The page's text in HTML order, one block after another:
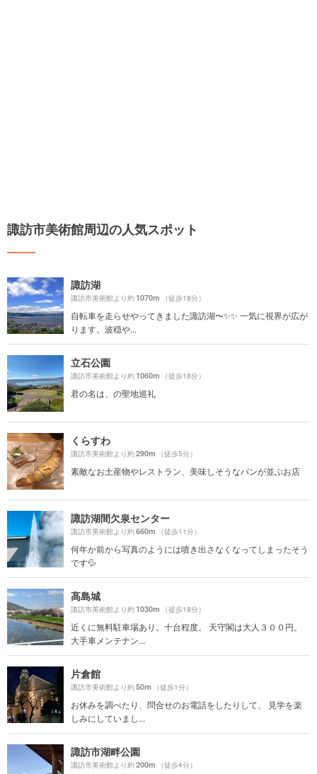
諏訪市美術館周辺の人気スポット
諏訪湖
諏訪市美術館より約1070m （徒歩18分）
自転車を走らせやってきました諏訪湖〜✨✨ 一気に視界が広が
ります。波穏や...
立石公園
諏訪市美術館より約1060m （徒歩18分）
君の名は、の聖地巡礼
くらすわ
諏訪市美術館より約290m （徒歩5分）
素敵なお土産物やレストラン、美味しそうなパンが並ぶお店
諏訪湖間欠泉センター
諏訪市美術館より約660m （徒歩11分）
何年か前から写真のようには噴き出さなくなってしまったそう
です💦
高島城
諏訪市美術館より約1030m （徒歩18分）
近くに無料駐車場あり。十台程度。 天守閣は大人３００円。
大手車メンテナン...
片倉館
諏訪市美術館より約50m （徒歩1分）
お休みを調べたり、問合せのお電話をしたりして、 見学を楽
しみにしていまし...
諏訪市湖畔公園
諏訪市美術館より約200m （徒歩4分）